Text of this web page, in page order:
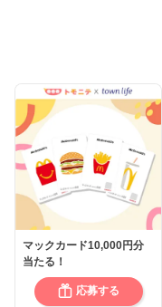
マックカード10,000円分
当たる！
応募する